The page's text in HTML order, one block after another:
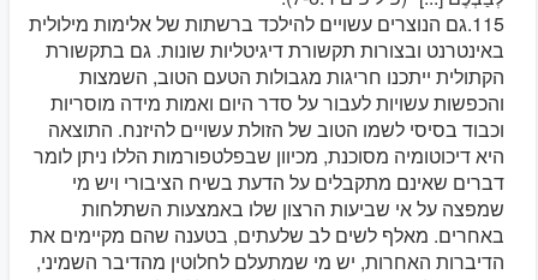
115.גם הנוצרים עשויים להילכד ברשתות של אלימות מילולית
באינטרנט ובצורות תקשורת דיגיטליות שונות. גם בתקשורת
הקתולית ייתכנו חריגות מגבולות הטעם הטוב, השמצות
והכפשות עשויות לעבור על סדר היום ואמות מידה מוסריות
וכבוד בסיסי לשמו הטוב של הזולת עשויים להיזנח. התוצאה
היא דיכוטומיה מסוכנת, מכיוון שבפלטפורמות הללו ניתן לומר
דברים שאינם מתקבלים על הדעת בשיח הציבורי ויש מי
שמפצה על אי שביעות הרצון שלו באמצעות השתלחות
באחרים. מאלף לשים לב שלעתים, בטענה שהם מקיימים את
הדיברות האחרות, יש מי שמתעלם לחלוטין מהדיבר השמיני,